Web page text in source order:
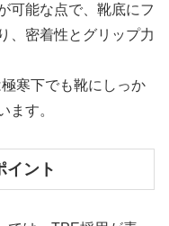
可能な点で、靴底にフ
、密着性とグリップ力
寒下でも靴にしっか
ます。
イント